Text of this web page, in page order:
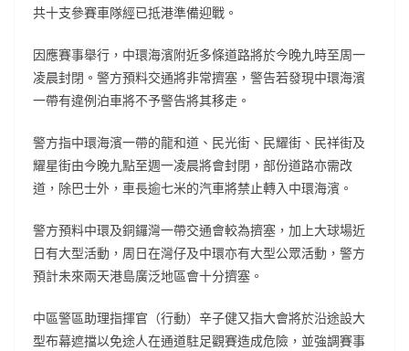
共十支參賽車隊經已抵港準備迎戰。
因應賽事舉行，中環海濱附近多條道路將於今晚九時至周一
凌晨封閉。警方預料交通將非常擠塞，警告若發現中環海濱
一帶有違例泊車將不予警告將其移走。
警方指中環海濱一帶的龍和道、民光街、民耀街、民祥街及
耀星街由今晚九點至週一凌晨將會封閉，部份道路亦需改
道，除巴士外，車長逾七米的汽車將禁止轉入中環海濱。
警方預料中環及銅鑼灣一帶交通會較為擠塞，加上大球場近
日有大型活動，周日在灣仔及中環亦有大型公眾活動，警方
預計未來兩天港島廣泛地區會十分擠塞。
中區警區助理指揮官（行動）辛子健又指大會將於沿途設大
型布幕遮擋以免途人在通道駐足觀賽造成危險，並強調賽事